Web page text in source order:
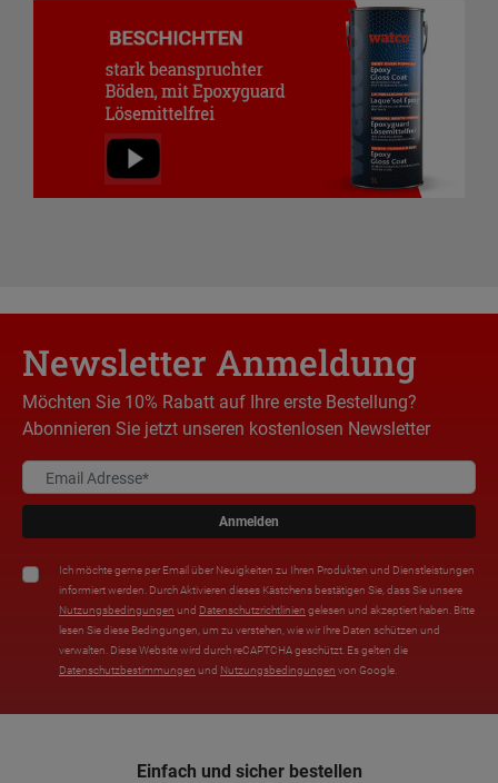
Newsletter Anmeldung
Möchten Sie 10% Rabatt auf Ihre erste Bestellung?
Abonnieren Sie jetzt unseren kostenlosen Newsletter
Anmelden
Ich möchte gerne per Email über Neuigkeiten zu Ihren Produkten und Dienstleistungen
informiert werden. Durch Aktivieren dieses Kästchens bestätigen Sie, dass Sie unsere
Nutzungsbedingungen und Datenschutzrichtlinien gelesen und akzeptiert haben. Bitte
lesen Sie diese Bedingungen, um zu verstehen, wie wir Ihre Daten schützen und
verwalten. Diese Website wird durch reCAPTCHA geschützt. Es gelten die
Datenschutzbestimmungen und Nutzungsbedingungen von Google.
Einfach und sicher bestellen